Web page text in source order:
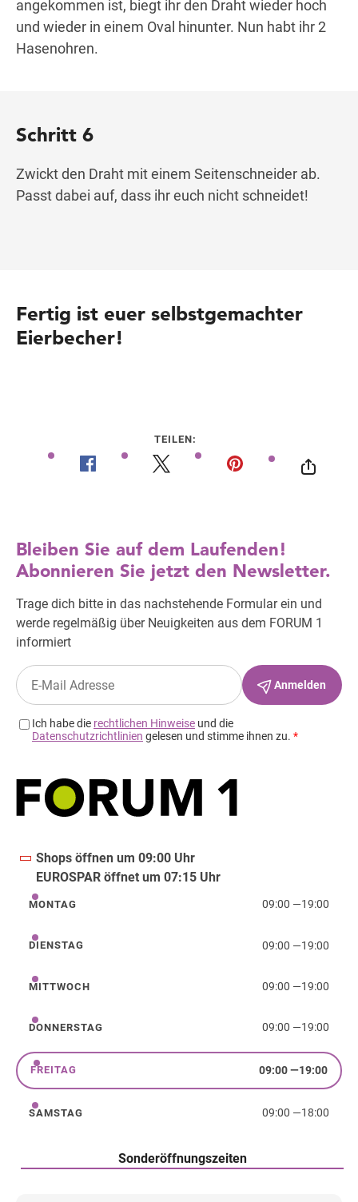
angekommen ist, biegt ihr den Draht wieder hoch
und wieder in einem Oval hinunter. Nun habt ihr 2
Hasenohren.
Schritt 6
Zwickt den Draht mit einem Seitenschneider ab.
Passt dabei auf, dass ihr euch nicht schneidet!
Fertig ist euer selbstgemachter
Eierbecher!
TEILEN:
Shops öffnen um 09:00 Uhr
EUROSPAR öffnet um 07:15 Uhr
Montag
MONTAG 09:00 —19:00
Dienstag
DIENSTAG 09:00 —19:00
Mittwoch
MITTWOCH 09:00 —19:00
Donnerstag
DONNERSTAG 09:00 —19:00
Freitag
FREITAG 09:00—19:00
Samstag
SAMSTAG 09:00 —18:00
Sonderöffnungszeiten